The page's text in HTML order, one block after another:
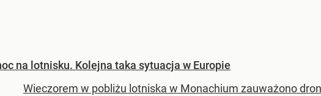
na lotnisku. Kolejna taka sytuacja w Europie
Wieczorem w pobliżu lotniska w Monachium zauważono